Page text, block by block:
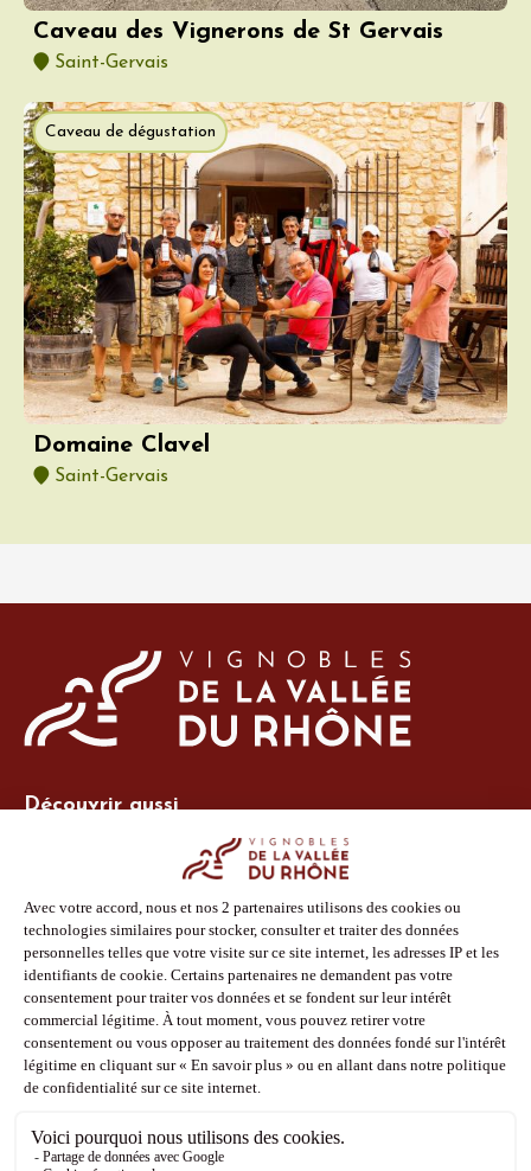
Caveau des Vignerons de St Gervais
Saint-Gervais
Caveau de dégustation
Domaine Clavel
Saint-Gervais
Découvrir aussi
Espace adhérent
Espace presse
Phototèque
Suivez-nous
Facebook
Instagram
Pinterest
Youtube